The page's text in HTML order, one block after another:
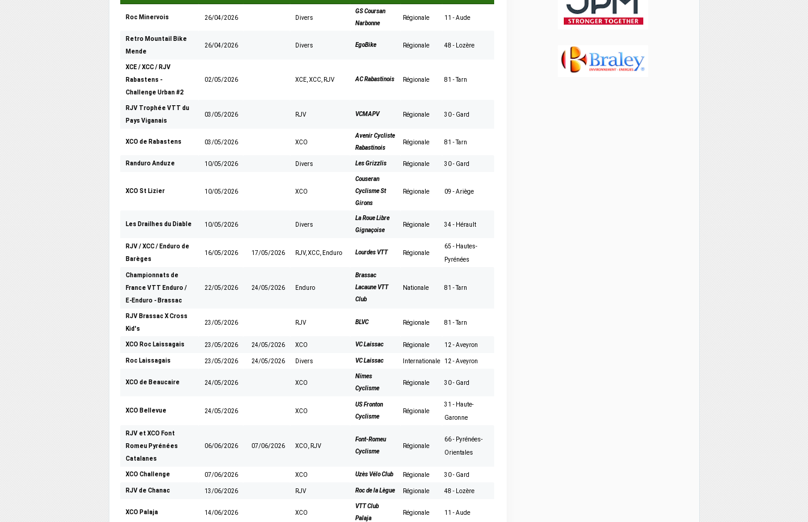
Roc Minervois 26/04/2026 Divers
GS Coursan
Narbonne
Régionale 11 - Aude
Retro Mountail Bike
Mende
26/04/2026 Divers EgoBike Régionale 48 - Lozère
XCE / XCC / RJV
Rabastens -
Challenge Urban #2
02/05/2026 XCE XCC RJV AC Rabastinois Régionale 81 - Tarn
RJV Trophée VTT du
Pays Viganais
03/05/2026 RJV VCMAPV Régionale 30 - Gard
XCO de Rabastens 03/05/2026 XCO
Avenir Cycliste
Rabastinois
Régionale 81 - Tarn
Randuro Anduze 10/05/2026 Divers Les Grizzlis Régionale 30 - Gard
XCO St Lizier 10/05/2026 XCO
Couseran
Cyclisme St
Girons
Régionale 09 - Ariège
Les Drailhes du Diable 10/05/2026 Divers
La Roue Libre
Gignaçoise
Régionale 34 - Hérault
RJV / XCC / Enduro de
Barèges
16/05/2026 17/05/2026 RJV, XCC Enduro Lourdes VTT Régionale
65 - Hautes-
Pyrénées
Championnats de
France VTT Enduro /
E-Enduro - Brassac
22/05/2026 24/05/2026 Enduro
Brassac
Lacaune VTT
Club
Nationale 81 - Tarn
RJV Brassac X Cross
Kid's
23/05/2026 RJV BLVC Régionale 81 - Tarn
XCO Roc Laissagais 23/05/2026 24/05/2026 XCO VC Laissac Régionale 12 - Aveyron
Roc Laissagais 23/05/2026 24/05/2026 Divers VC Laissac Internationale 12 - Aveyron
XCO de Beaucaire 24/05/2026 XCO
Nïmes
Cyclisme
Régionale 30 - Gard
XCO Bellevue 24/05/2026 XCO
US Fronton
Cyclisme
Régionale
31 - Haute-
Garonne
RJV et XCO Font
Romeu Pyrénées
Catalanes
06/06/2026 07/06/2026 XCO RJV
Font-Romeu
Cyclisme
Régionale
66 - Pyrénées-
Orientales
XCO Challenge 07/06/2026 XCO Uzès Vélo Club Régionale 30 - Gard
RJV de Chanac 13/06/2026 RJV Roc de la Lègue Régionale 48 - Lozère
XCO Palaja 14/06/2026 XCO
VTT Club
Palaja
Régionale 11 - Aude